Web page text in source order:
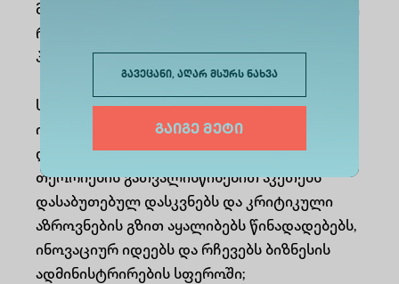
გავეცანი, აღარ მსურს ნახვა
გაიგე მეტი
მენეჯმენტთან დაკავშირებულ გამოწვევებზე
რეაგირებს გუნდური და ეთიკური
პრინციპების დაცვით;
სხვადასხვა წყაროდან მიღებული უახლესი
ინფორმაციის ანალიზის და მონაცემთა
დამუშავების საფუძველზე, ასევე რისკების
თეორიების გათვალისწინებით აკეთებს
დასაბუთებულ დასკვნებს და კრიტიკული
აზროვნების გზით აყალიბებს წინადადებებს,
ინოვაციურ იდეებს და რჩევებს ბიზნესის
ადმინისტრირების სფეროში;